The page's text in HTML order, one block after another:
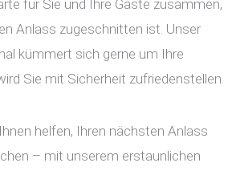
für Sie und Ihre Gäste zusammen,
Anlass zugeschnitten ist. Unser
kümmert sich gerne um Ihre
Sie mit Sicherheit zufriedenstellen.
helfen, Ihren nächsten Anlass
– mit unserem erstaunlichen